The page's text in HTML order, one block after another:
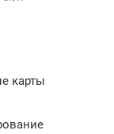
карты